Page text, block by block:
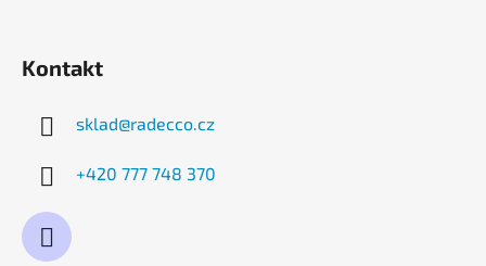
Kontakt
sklad@radecco.cz
+420 777 748 370